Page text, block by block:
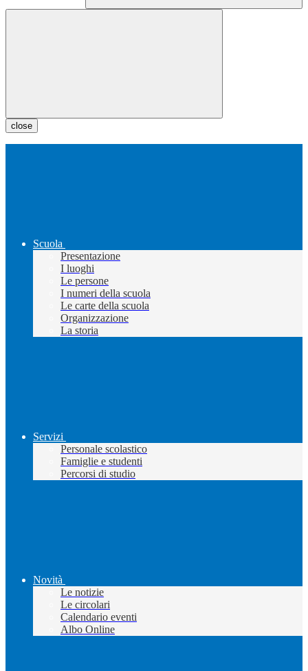
close
Scuola
Presentazione
I luoghi
Le persone
I numeri della scuola
Le carte della scuola
Organizzazione
La storia
Servizi
Personale scolastico
Famiglie e studenti
Percorsi di studio
Novità
Le notizie
Le circolari
Calendario eventi
Albo Online